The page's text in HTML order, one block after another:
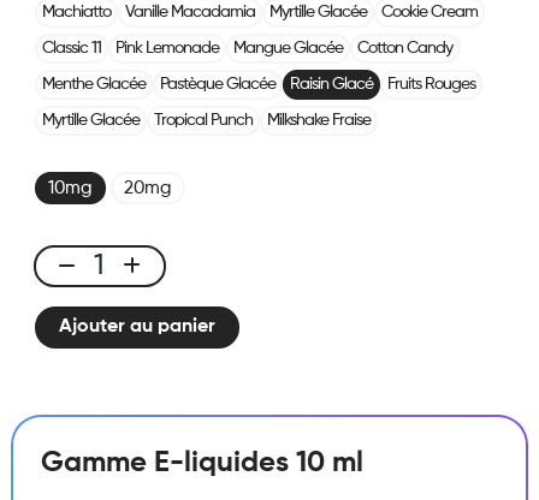
Machiatto Vanille Macadamia Myrtille Glacée Cookie Cream
Classic 11 Pink Lemonade Mangue Glacée Cotton Candy
Menthe Glacée Pastèque Glacée Raisin Glacé Fruits Rouges
Myrtille Glacée Tropical Punch Milkshake Fraise
10mg 20mg
E-
liquide
10ml
quantité
Ajouter au panier
Gamme E-liquides 10 ml